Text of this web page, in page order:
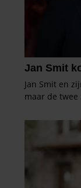
gaat akkoord